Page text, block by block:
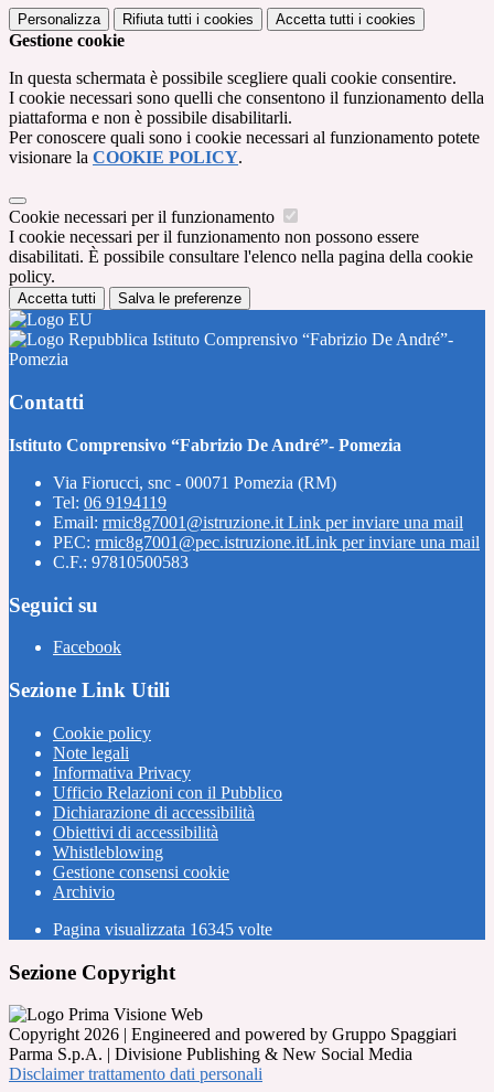
Personalizza Rifiuta tutti i cookies Accetta tutti i cookies
Gestione cookie
In questa schermata è possibile scegliere quali cookie consentire.
I cookie necessari sono quelli che consentono il funzionamento della
piattaforma e non è possibile disabilitarli.
Per conoscere quali sono i cookie necessari al funzionamento potete
visionare la COOKIE POLICY.
Cookie necessari per il funzionamento
I cookie necessari per il funzionamento non possono essere
disabilitati. È possibile consultare l'elenco nella pagina della cookie
policy.
Accetta tutti Salva le preferenze
Istituto Comprensivo “Fabrizio De André”-
Pomezia
Contatti
Istituto Comprensivo “Fabrizio De André”- Pomezia
Via Fiorucci, snc - 00071 Pomezia (RM)
Tel: 06 9194119
Email: rmic8g7001@istruzione.it Link per inviare una mail
PEC: rmic8g7001@pec.istruzione.itLink per inviare una mail
C.F.: 97810500583
Seguici su
Facebook
Sezione Link Utili
Cookie policy
Note legali
Informativa Privacy
Ufficio Relazioni con il Pubblico
Dichiarazione di accessibilità
Obiettivi di accessibilità
Whistleblowing
Gestione consensi cookie
Archivio
Pagina visualizzata 16345 volte
Sezione Copyright
Copyright 2026 | Engineered and powered by Gruppo Spaggiari
Parma S.p.A. | Divisione Publishing & New Social Media
Disclaimer trattamento dati personali